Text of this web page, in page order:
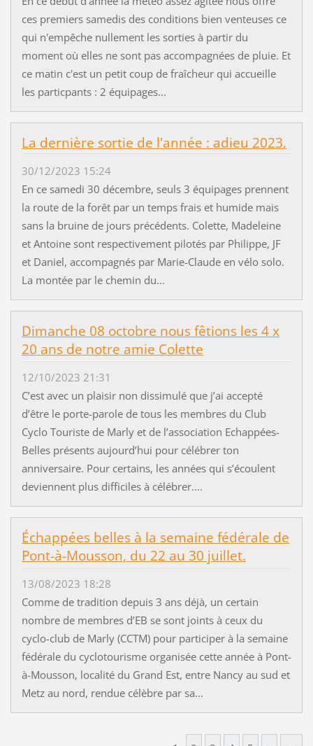
ces premiers samedis des conditions bien venteuses ce
qui n'empêche nullement les sorties à partir du
moment où elles ne sont pas accompagnées de pluie. Et
ce matin c'est un petit coup de fraîcheur qui accueille
les particpants : 2 équipages...
La dernière sortie de l'année : adieu 2023.
30/12/2023 15:24
En ce samedi 30 décembre, seuls 3 équipages prennent
la route de la forêt par un temps frais et humide mais
sans la bruine de jours précédents. Colette, Madeleine
et Antoine sont respectivement pilotés par Philippe, JF
et Daniel, accompagnés par Marie-Claude en vélo solo.
La montée par le chemin du...
Dimanche 08 octobre nous fêtions les 4 x
20 ans de notre amie Colette
12/10/2023 21:31
C’est avec un plaisir non dissimulé que j’ai accepté
d’être le porte-parole de tous les membres du Club
Cyclo Touriste de Marly et de l’association Echappées-
Belles présents aujourd’hui pour célébrer ton
anniversaire. Pour certains, les années qui s’écoulent
deviennent plus difficiles à célébrer....
Échappées belles à la semaine fédérale de
Pont-à-Mousson, du 22 au 30 juillet.
13/08/2023 18:28
Comme de tradition depuis 3 ans déjà, un certain
nombre de membres d’EB se sont joints à ceux du
cyclo-club de Marly (CCTM) pour participer à la semaine
fédérale du cyclotourisme organisée cette année à Pont-
à-Mousson, localité du Grand Est, entre Nancy au sud et
Metz au nord, rendue célèbre par sa...